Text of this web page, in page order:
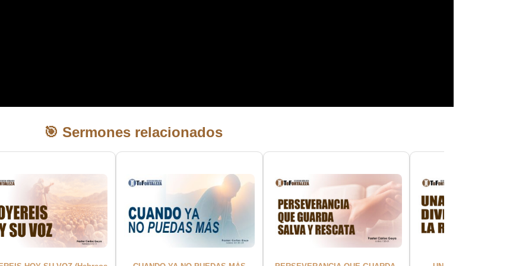
🎯 Sermones relacionados